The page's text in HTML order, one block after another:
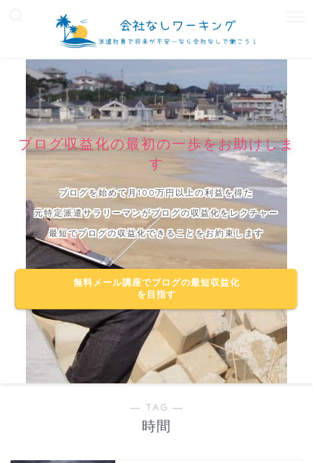
ブログ収益化の最初の一歩をお助けしま
す
ブログを始めて月100万円以上の利益を得た
元特定派遣サラリーマンがブログの収益化をレクチャー
最短でブログの収益化できることをお約束します
無料メール講座でブログの最短収益化
を目指す
― TAG ―
時間